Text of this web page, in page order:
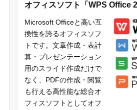
オフィスソフト「WPS Office 2
Microsoft Officeと高い互
換性を誇るオフィスソフ
トです。文章作成・表計
算・プレゼンテーション
用のスライド作成だけで
なく、PDFの作成・閲覧
も行える高性能な総合オ
フィスソフトとしてオフ